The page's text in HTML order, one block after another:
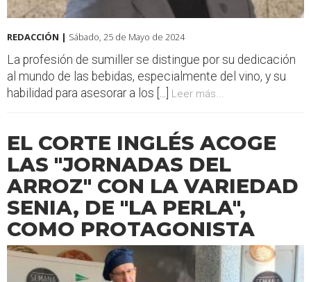
REDACCIÓN | Sábado, 25 de Mayo de 2024
La profesión de sumiller se distingue por su dedicación
al mundo de las bebidas, especialmente del vino, y su
habilidad para asesorar a los [...] Leer más...
EL CORTE INGLÉS ACOGE
LAS "JORNADAS DEL
ARROZ" CON LA VARIEDAD
SENIA, DE "LA PERLA",
COMO PROTAGONISTA